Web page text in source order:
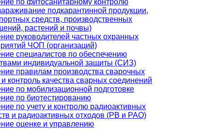
подкарантинной продукции,
средств, производственных
растений и почвы)
руководителей частных охранных
ЧОП (организаций)
специалистов по обеспечению
индивидуальной защиты (СИЗ)
правилам производства сварочных
контроль качества сварных соединений
по мобилизационной подготовке
по биотестированию
по учету и контролю радиоактивных
и радиоактивных отходов (РВ и РАО)
оценке и управлению